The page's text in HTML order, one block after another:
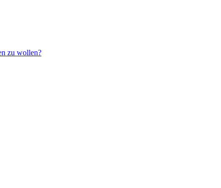
zu wollen?